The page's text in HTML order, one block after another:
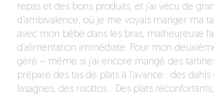
repas et des bons produits, et j’ai vécu de
d’ambivalence, où je me voyais manger ma
avec mon bébé dans les bras, malheureuse
d’alimentation immédiate. Pour mon
géré – même si j’ai encore mangé des
préparé des tas de plats à l’avance : des
lasagnes, des risottos… Des plats